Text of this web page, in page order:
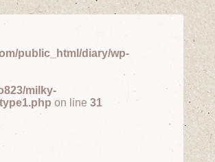
public_html/diary/wp-
milky-
on line 31